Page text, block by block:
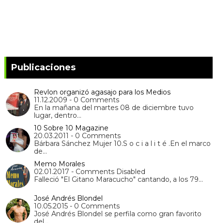
Publicaciones
Revlon organizó agasajo para los Medios
11.12.2009 - 0 Comments
En la mañana del martes 08 de diciembre tuvo
lugar, dentro…
10 Sobre 10 Magazine
20.03.2011 - 0 Comments
Bárbara Sánchez Mujer 10.S o c i a l i t é .En el marco
de…
Memo Morales
02.01.2017 - Comments Disabled
Falleció "El Gitano Maracucho" cantando, a los 79…
José Andrés Blondel
10.05.2015 - 0 Comments
José Andrés Blondel se perfila como gran favorito